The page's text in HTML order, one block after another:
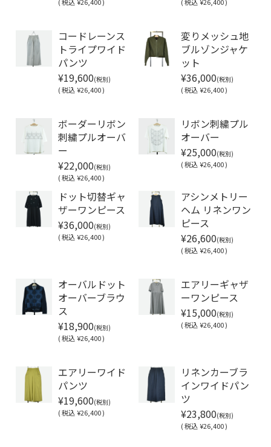
コードレーンス
トライプワイド
パンツ
¥19,600(税別)
(税込¥26,400 )
変りメッシュ地
ブルゾンジャケ
ット
¥36,000(税別)
(税込 ¥26,400 )
ボーダーリボン
刺繍プルオーバ
ー
¥22,000(税別)
(税込¥26,400 )
リボン刺繍プル
オーバー
¥25,000(税別)
(税込 ¥26,400 )
ドット切替ギャ
ザーワンピース
¥36,000(税別)
(税込¥26,400 )
アシンメトリー
ヘム リネンワン
ピース
¥26,600(税別)
(税込 ¥26,400 )
オーバルドット
オーバーブラウ
ス
¥18,900(税別)
(税込¥26,400 )
エアリーギャザ
ーワンピース
¥15,000(税別)
(税込 ¥26,400 )
エアリーワイド
パンツ
¥19,600(税別)
(税込¥26,400 )
リネンカーブラ
インワイドパン
ツ
¥23,800(税別)
(税込 ¥26,400 )